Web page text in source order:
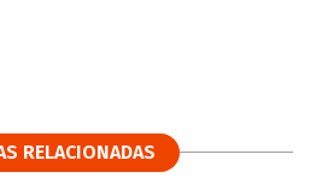
RELACIONADAS